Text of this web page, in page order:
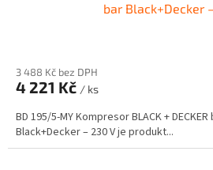
bar Black+Decker
3 488 Kč bez DPH
4 221 Kč / ks
BD 195/5-MY Kompresor BLACK +
Black+Decker – 230 V je produkt...